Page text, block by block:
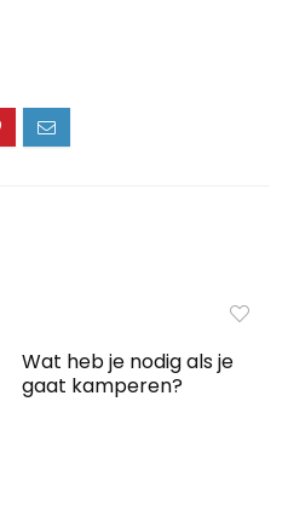
Wat heb je nodig als je
gaat kamperen?